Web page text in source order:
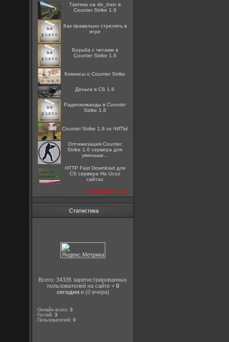
Тактика на de_train в
Counter Strike 1.6
Как правильно стрелять в
игре
Борьба с читами в
Counter Strike 1.6
Комиксы о Counter Strike
Деньги в CS 1.6
Радиокоманды в Counter
Strike 1.6
Counter Strike 1.6 vs ЧИТЫ
Оптимизация Counter
Strike 1.6 сервера для
уменьше...
HTTP Fast Download для
CS сервера На Ucoz
сайтах
посмотреть все
Статистика
Всего: 34335 зарегистрированных
пользователей на сайте + 0
сегодняи (0 вчера)
Онлайн всего:3
Гостей:3
Пользователей:0